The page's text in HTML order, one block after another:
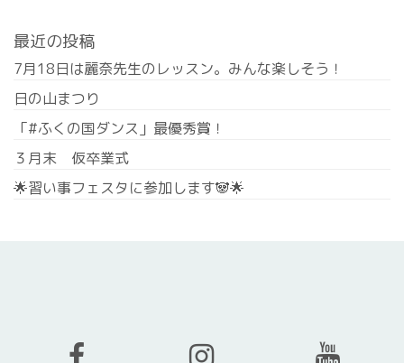
最近の投稿
7月18日は麗奈先生のレッスン。みんな楽しそう！
日の山まつり
「#ふくの国ダンス」最優秀賞！
３月末 仮卒業式
🌟習い事フェスタに参加します🐼🌟